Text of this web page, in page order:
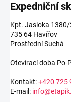
Expedniční
Kpt. Jasioka 1380/
735 64 Havířov
Prostřední Suchá
Otevírací doba Po-
Kontakt:+420 725
E-mail: